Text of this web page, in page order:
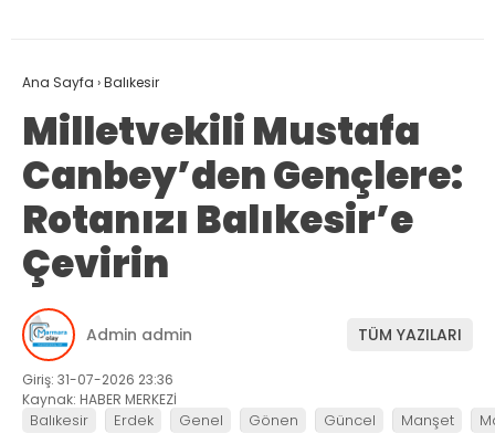
Ana Sayfa ›Balıkesir
Milletvekili Mustafa
Canbey’den Gençlere:
Rotanızı Balıkesir’e
Çevirin
Admin admin TÜM YAZILARI
Giriş: 31-07-2026 23:36
Kaynak: HABER MERKEZİ
Balıkesir Erdek Genel Gönen Güncel Manşet